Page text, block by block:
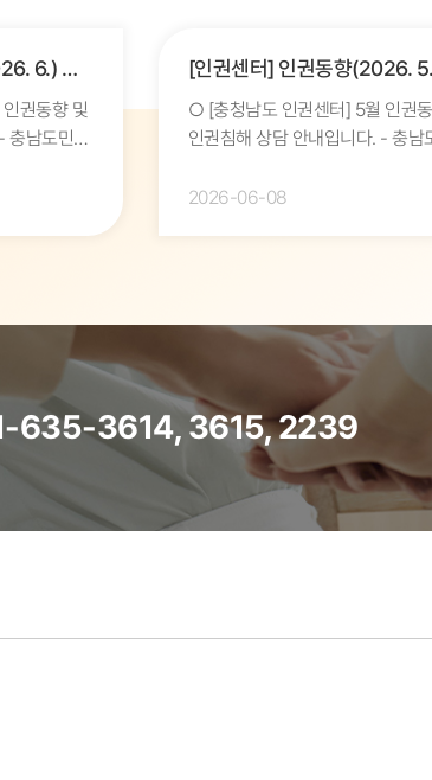
[인권센터] 인권동향(2026. 6.) 및 인권침해 상담 안내
권동향 및
충남도민의
○ [충청남도 인권센터] 5월 인권
인권침해 상담 안내입니다. - 충남도민의
진심으로 감사드립니다. - 인권센터는
2026-06-08
635-3614, 3615, 2239